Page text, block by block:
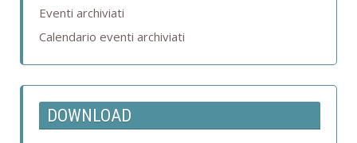
Eventi archiviati
Calendario eventi archiviati
DOWNLOAD